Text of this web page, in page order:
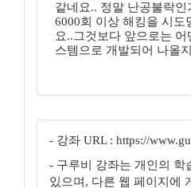
같네요.. 정말 난공불락인
6000회 이상 해킹을 시도
요..그것보다 앞으로는 어
스템으로 개발되어 나올
- 강좌 URL : https://
- 구루비 강좌는 개인의 학
있으며, 다른 웹 페이지에